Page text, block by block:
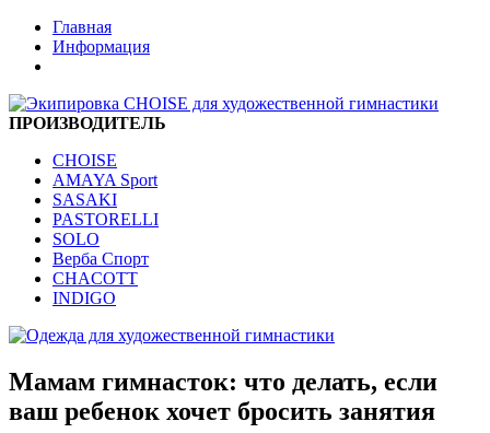
Главная
Информация
ПРОИЗВОДИТЕЛЬ
CHOISE
AMAYA Sport
SASAKI
PASTORELLI
SOLO
Верба Спорт
CHACOTT
INDIGO
Мамам гимнасток: что делать, если
ваш ребенок хочет бросить занятия